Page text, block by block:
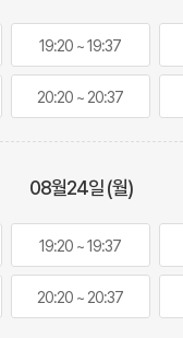
19:20 ~ 19:37
20:20 ~ 20:37
08월24일 (월)
19:20 ~ 19:37
20:20 ~ 20:37